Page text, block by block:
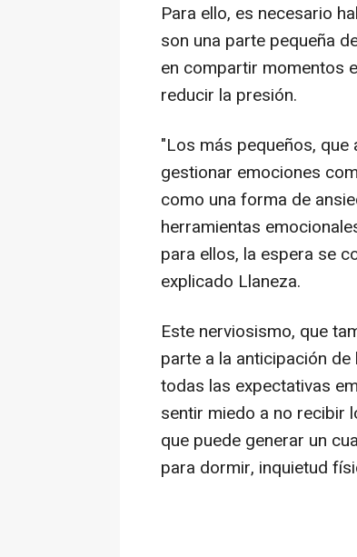
Para ello, es necesario
son una parte pequeña
en compartir momentos
reducir la presión.
"Los más pequeños,
gestionar emociones
como una forma de
herramientas
para ellos, la espera se
explicado Llaneza.
Este nerviosismo, que
parte a la anticipación
todas las expectativas
sentir miedo a no recibir
que puede generar un
para dormir, inquietud